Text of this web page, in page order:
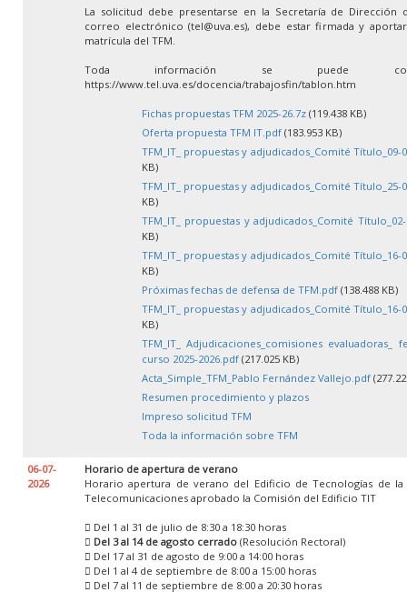
La solicitud debe presentarse en la Secretaría de Dirección
correo electrónico (tel@uva.es), debe estar firmada y
matrícula del TFM.
Toda información se puede
https://www.tel.uva.es/docencia/trabajosfin/tablon.htm
Fichas propuestas TFM 2025-26.7z (119.438 KB)
Oferta propuesta TFM IT.pdf (183.953 KB)
TFM_IT_ propuestas y adjudicados_Comité Título_09-
KB)
TFM_IT_ propuestas y adjudicados_Comité Título_25-
KB)
TFM_IT_ propuestas y adjudicados_Comité Título_02-
KB)
TFM_IT_ propuestas y adjudicados_Comité Título_16-
KB)
Próximas fechas de defensa de TFM.pdf (138.488 KB)
TFM_IT_ propuestas y adjudicados_Comité Título_16-
KB)
TFM_IT_ Adjudicaciones_comisiones evaluadoras_
curso 2025-2026.pdf (217.025 KB)
Acta_Simple_TFM_Pablo Fernández Vallejo.pdf
Resumen procedimiento y plazos
Impreso solicitud TFM
Toda la información sobre TFM
06-07-
2026
Horario de apertura de verano
Horario apertura de verano del Edificio de Tecnologías de
Telecomunicaciones aprobado la Comisión del Edificio TIT
 Del 1 al 31 de julio de 8:30 a 18:30 horas
 Del 3 al 14 de agosto cerrado (Resolución Rectoral)
 Del 17 al 31 de agosto de 9:00 a 14:00 horas
 Del 1 al 4 de septiembre de 8:00 a 15:00 horas
 Del 7 al 11 de septiembre de 8:00 a 20:30 horas